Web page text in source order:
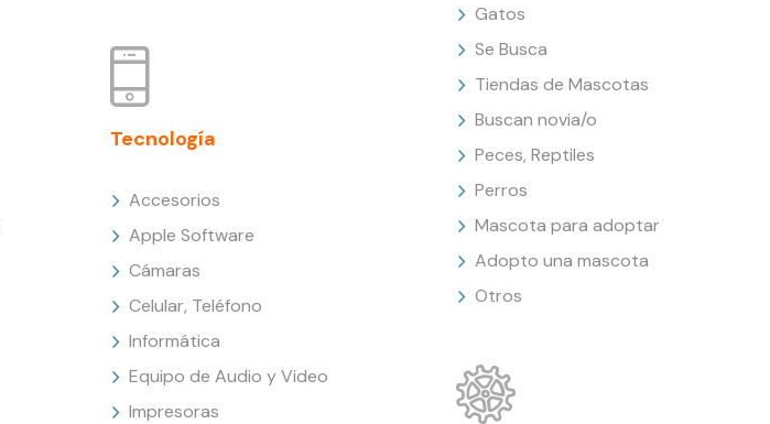
Tecnología
Accesorios
Apple Software
Cámaras
Celular, Teléfono
Informática
Equipo de Audio y Video
Impresoras
Gatos
Se Busca
Tiendas de Mascotas
Buscan novia/o
Peces, Reptiles
Perros
Mascota para adoptar
Adopto una mascota
Otros